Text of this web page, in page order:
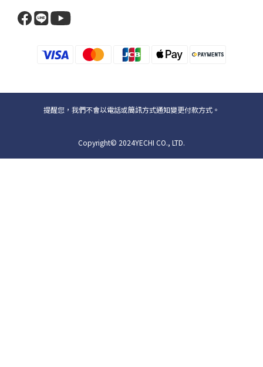
提醒您，我們不會以電話或簡訊方式通知變更付款方式。
Copyright© 2024YECHI CO., LTD.